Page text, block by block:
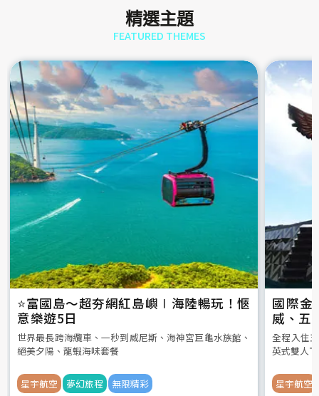
精選主題
FEATURED THEMES
⭐️富國島～超夯網紅島嶼∣海陸暢玩！愜
意樂遊5日
世界最長跨海纜車、一秒到威尼斯、海神宮巨龜水族館、
絕美夕陽、龍蝦海味套餐
星宇航空 夢幻旅程 無限精彩
國際金
威、五
全程入住
英式雙人
星宇航空